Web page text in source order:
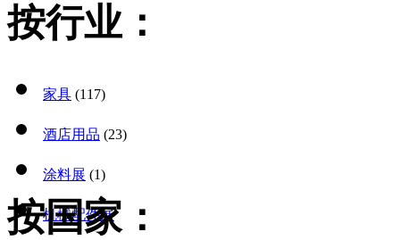
按行业：
家具 (117)
酒店用品 (23)
涂料展 (1)
机械配件展
按国家：